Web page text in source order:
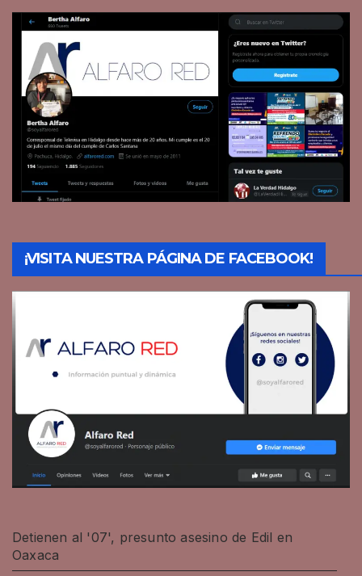
¡VISITA NUESTRA PÁGINA DE FACEBOOK!
Detienen al '07', presunto asesino de Edil en
Oaxaca